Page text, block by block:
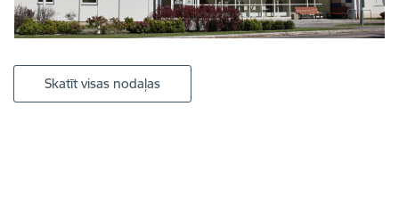
Skatīt visas nodaļas